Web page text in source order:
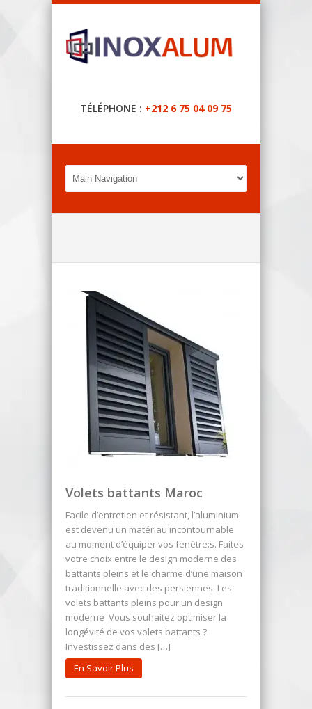
TÉLÉPHONE : +212 6 75 04 09 75
Volets battants Maroc
Facile d’entretien et résistant, l’aluminium
est devenu un matériau incontournable
au moment d’équiper vos fenêtre:s. Faites
votre choix entre le design moderne des
battants pleins et le charme d’une maison
traditionnelle avec des persiennes. Les
volets battants pleins pour un design
moderne Vous souhaitez optimiser la
longévité de vos volets battants ?
Investissez dans des […]
En Savoir Plus